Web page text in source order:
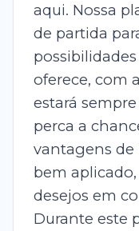
aqui. Nossa
de partida
oferece, com
estará
perca a
vantagens de
bem
desejos em
Durante este